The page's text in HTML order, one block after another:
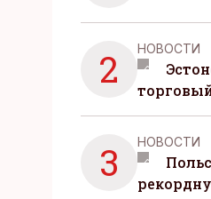
2 НОВОСТИ
3 НОВОСТИ